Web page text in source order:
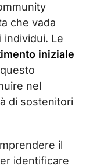
che vada
individui. Le
iniziale
nel
di sostenitori
il
identificare